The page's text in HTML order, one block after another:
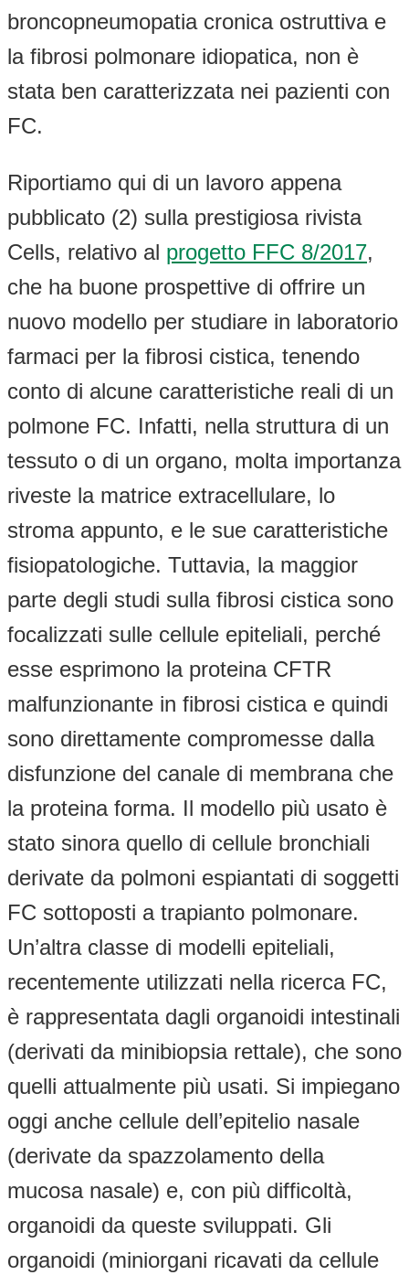
broncopneumopatia cronica ostruttiva e
la fibrosi polmonare idiopatica, non è
stata ben caratterizzata nei pazienti con
FC.
Riportiamo qui di un lavoro appena
pubblicato (2) sulla prestigiosa rivista
Cells, relativo al progetto FFC 8/2017,
che ha buone prospettive di offrire un
nuovo modello per studiare in laboratorio
farmaci per la fibrosi cistica, tenendo
conto di alcune caratteristiche reali di un
polmone FC. Infatti, nella struttura di un
tessuto o di un organo, molta importanza
riveste la matrice extracellulare, lo
stroma appunto, e le sue caratteristiche
fisiopatologiche. Tuttavia, la maggior
parte degli studi sulla fibrosi cistica sono
focalizzati sulle cellule epiteliali, perché
esse esprimono la proteina CFTR
malfunzionante in fibrosi cistica e quindi
sono direttamente compromesse dalla
disfunzione del canale di membrana che
la proteina forma. Il modello più usato è
stato sinora quello di cellule bronchiali
derivate da polmoni espiantati di soggetti
FC sottoposti a trapianto polmonare.
Un’altra classe di modelli epiteliali,
recentemente utilizzati nella ricerca FC,
è rappresentata dagli organoidi intestinali
(derivati da minibiopsia rettale), che sono
quelli attualmente più usati. Si impiegano
oggi anche cellule dell’epitelio nasale
(derivate da spazzolamento della
mucosa nasale) e, con più difficoltà,
organoidi da queste sviluppati. Gli
organoidi (miniorgani ricavati da cellule